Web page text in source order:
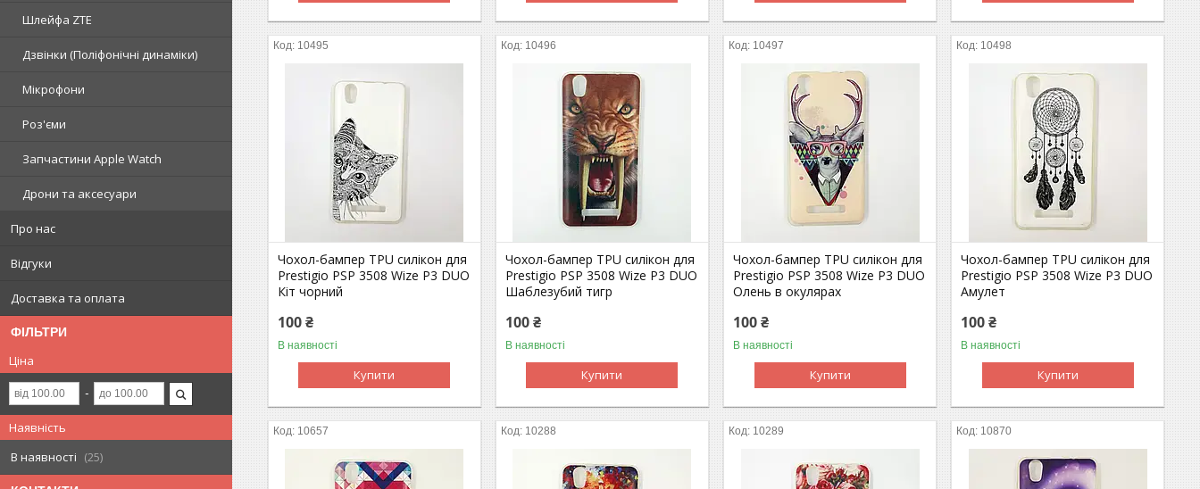
Шлейфа ZTE
Дзвінки (Поліфонічні динаміки)
Мікрофони
Роз'єми
Запчастини Apple Watch
Дрони та аксесуари
Про нас
Відгуки
Доставка та оплата
ФІЛЬТРИ
Ціна
Наявність
В наявності
25
10495
Чохол-бампер TPU силікон для
Prestigio PSP 3508 Wize P3 DUO
Кіт чорний
100 ₴
В наявності
Купити
10496
Чохол-бампер TPU силікон для
Prestigio PSP 3508 Wize P3 DUO
Шаблезубий тигр
100 ₴
В наявності
Купити
10497
Чохол-бампер TPU силікон для
Prestigio PSP 3508 Wize P3 DUO
Олень в окулярах
100 ₴
В наявності
Купити
10498
Чохол-бампер TPU силікон для
Prestigio PSP 3508 Wize P3 DUO
Амулет
100 ₴
В наявності
Купити
10657 10288 10289 10870